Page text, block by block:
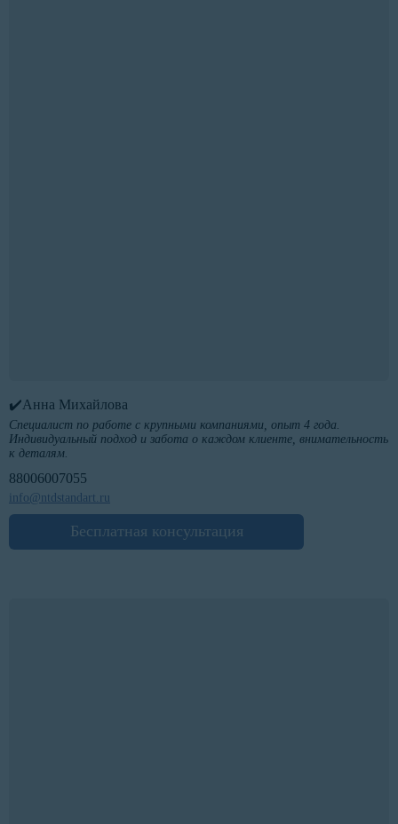
✔️Анна Михайлова
Специалист по работе с крупными компаниями, опыт 4 года.
Индивидуальный подход и забота о каждом клиенте, внимательность
к деталям.
88006007055
info@ntdstandart.ru
Бесплатная консультация